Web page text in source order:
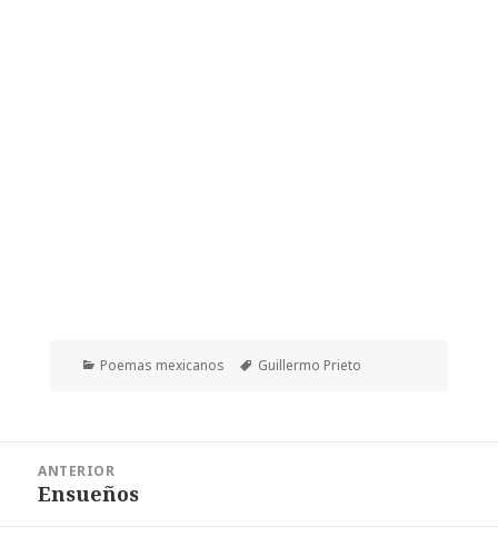
Categorías
Poemas mexicanos Etiquetas
Guillermo Prieto
entradas
ANTERIOR
Entrada
Ensueños